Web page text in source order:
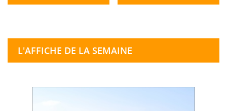
L'AFFICHE DE LA SEMAINE